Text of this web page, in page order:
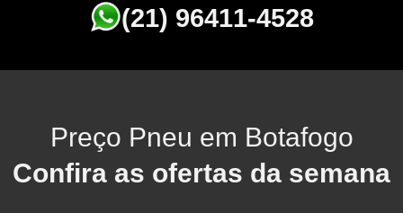
(21) 96411-4528
Preço Pneu em Botafogo
Confira as ofertas da semana